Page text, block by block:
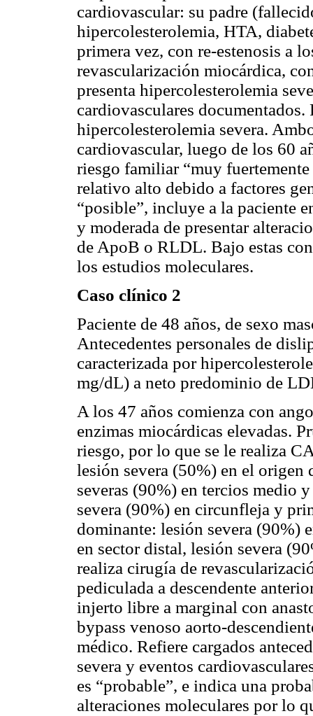
cardiovascular: su padre
hipercolesterolemia, HTA,
primera vez, con re-estenosis a
revascularización miocárdica,
presenta hipercolesterolemia
cardiovasculares
hipercolesterolemia severa.
cardiovascular, luego de los 60
riesgo familiar “muy
relativo alto debido a factores
“posible”, incluye a la paciente
y moderada de presentar
de ApoB o RLDL. Bajo estas
los estudios moleculares.
Caso clínico 2
Paciente de 48 años, de sexo
Antecedentes personales de
caracterizada por
mg/dL) a neto predominio de
A los 47 años comienza con
enzimas miocárdicas elevadas.
riesgo, por lo que se le realiza
lesión severa (50%) en el
severas (90%) en tercios medio
severa (90%) en circunfleja y
dominante: lesión severa (90%)
en sector distal, lesión severa
realiza cirugía de
pediculada a descendente
injerto libre a marginal con
bypass venoso aorto-
médico. Refiere cargados
severa y eventos
es “probable”, e indica una
alteraciones moleculares por lo